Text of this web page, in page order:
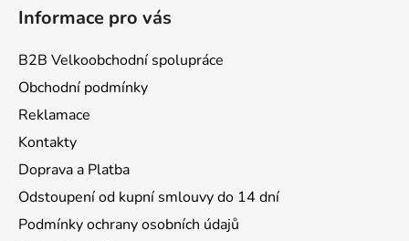
Informace pro vás
B2B Velkoobchodní spolupráce
Obchodní podmínky
Reklamace
Kontakty
Doprava a Platba
Odstoupení od kupní smlouvy do 14 dní
Podmínky ochrany osobních údajů